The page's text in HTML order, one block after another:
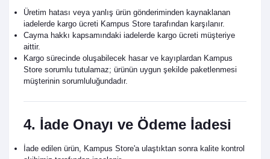
Üretim hatası veya yanlış ürün gönderiminden kaynaklanan
iadelerde kargo ücreti Kampus Store tarafından karşılanır.
Cayma hakkı kapsamındaki iadelerde kargo ücreti müşteriye
aittir.
Kargo sürecinde oluşabilecek hasar ve kayıplardan Kampus
Store sorumlu tutulamaz; ürünün uygun şekilde paketlenmesi
müşterinin sorumluluğundadır.
4. İade Onayı ve Ödeme İadesi
İade edilen ürün, Kampus Store'a ulaştıktan sonra kalite kontrol